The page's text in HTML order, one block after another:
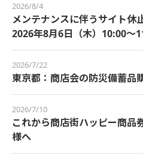
2026/8/4
メンテナンスに伴うサイト休
2026年8月6日（木）10:00～
2026/7/22
東京都：商店会の防災備蓄品
2026/7/10
これから商店街ハッピー商品
様へ